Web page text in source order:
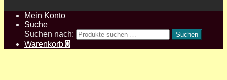
Mein Konto
Suche
Suchen nach:
Suchen
Warenkorb 0